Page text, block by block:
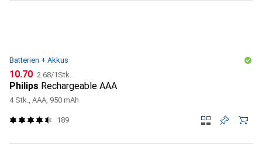
Batterien + Akkus
CHF
10.70 CHF
2.68/1Stk.
Philips Rechargeable AAA
4 Stk., AAA, 950 mAh
189